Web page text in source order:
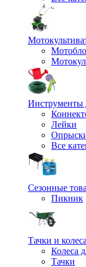
Инструменты
Лейки
Все
Сезонные
Пикник
Тачки и
Колеса
Тачки